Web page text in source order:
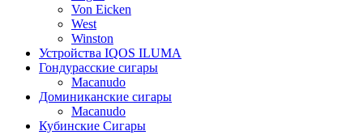
Von Eicken
West
Winston
Устройства IQOS ILUMA
Гондурасские сигары
Macanudo
Доминиканские сигары
Macanudo
Кубинские Сигары